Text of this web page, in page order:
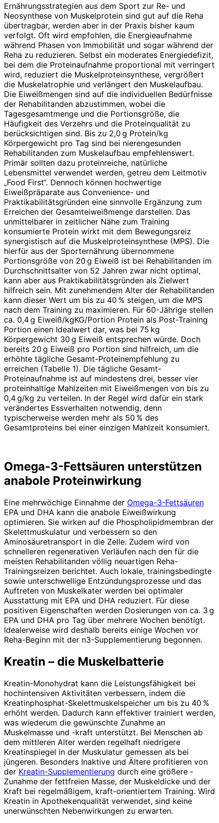
Ernährungsstrategien aus dem Sport zur Re- und
Neosynthese von Muskelprotein sind gut auf die Reha
übertragbar, werden aber in der Praxis bisher kaum
verfolgt. Oft wird empfohlen, die Energieaufnahme
während Phasen von Immobilität und sogar während der
Reha zu reduzieren. Selbst ein moderates Energiedefizit,
bei dem die Proteinaufnahme proportional mit verringert
wird, reduziert die Muskelproteinsynthese, vergrößert
die Muskelatrophie und verlängert den Muskelaufbau.
Die Eiweißmengen sind auf die individu­ellen Bedürfnisse
der Rehabilitanden abzustimmen, wobei die
Tagesgesamtmenge und die Portionsgröße, die
Häufigkeit des Verzehrs und die Proteinqualität zu
berücksichtigen sind. Bis zu 2,0 g Protein/kg
Körpergewicht pro Tag sind bei nierengesunden
Rehabilitanden zum Muskelaufbau empfehlenswert.
Primär sollten dazu proteinreiche, natürliche
Lebensmittel verwendet werden, getreu dem Leitmotiv
„Food First“. Dennoch können hochwertige
Eiweißpräparate aus Convenience- und
Praktikabilitätsgründen eine sinnvolle Ergänzung zum
Erreichen der Gesamt­eiweißmenge darstellen. Das
unmittelbarer in zeitlicher Nähe zum Training
konsumierte Protein wirkt mit dem Bewegungsreiz
synergistisch auf die Muskelproteinsynthese (MPS). Die
hierfür aus der Sporternährung übernommene
Portionsgröße von 20 g Eiweiß ist bei Rehabilitanden im
Durchschnittsalter von 52 Jahren zwar nicht optimal,
kann aber aus Praktikabilitätsgründen als Zielwert
hilfreich sein. Mit zunehmendem Alter der Rehabilitanden
kann dieser Wert um bis zu 40 % steigen, um die MPS
nach dem Training zu maximieren. Für 60-Jährige stellen
ca. 0,4 g Eiweiß/kgKG/Portion Protein als Post-Training
Portion einen Idealwert dar, was bei 75 kg
Körpergewicht 30 g Eiweiß entsprechen würde. Doch
bereits 20 g Eiweiß pro Portion sind hilfreich, um die
erhöhte tägliche Gesamt-Proteinempfehlung zu
erreichen (Tabelle 1). Die tägliche Gesamt-
Proteinaufnahme ist auf mindestens drei, besser vier
proteinhaltige Mahlzeiten mit Eiweißmengen von bis zu
0,4 g/kg zu verteilen. In der Regel wird dafür ein stark
verändertes Essverhalten notwendig, denn
typischerweise werden mehr als 50 % des
Gesamtproteins bei einer einzigen Mahlzeit konsumiert.
Omega-3-Fettsäuren unterstützen
anabole Proteinwirkung
Eine mehrwöchige Einnahme der Omega­-3-Fettsäuren
EPA und DHA kann die anabole Eiweißwirkung
optimieren. Sie wirken auf die Phospholipid­membran der
Skelettmuskulatur und verbessern so den
Aminosäuretransport in die Zelle. Zudem wird von
schnelleren regenerativen Verläufen nach den für die
meisten Rehabilitanden völlig neuartigen Reha-
Trainingsreizen berichtet. Auch lokale, trainingsbedingte
sowie unterschwellige Entzündungsprozesse und das
Auftreten von Muskelkater werden bei optimaler
Ausstattung mit EPA und DHA reduziert. Für diese
positiven Eigenschaften werden Dosierungen von ca. 3 g
EPA und DHA pro Tag über mehrere Wochen benötigt.
Idealerweise wird deshalb bereits einige Wochen vor
Reha-Beginn mit der n3-Supplementierung begonnen.
Kreatin – die Muskelbatterie
Kreatin-Monohydrat kann die Leistungsfähigkeit bei
hochintensiven Aktivitäten verbessern, indem die
Kreatinphosphat-Skelettmuskelspeicher um bis zu 40 %
erhöht werden. Dadurch kann effektiver trainiert werden,
was wiederum die gewünschte Zunahme an
Muskelmasse und -kraft unterstützt. Bei Menschen ab
dem mittleren Alter werden regelhaft niedrigere
Kreatinspiegel in der Muskulatur gemessen als bei
jüngeren. Besonders Inaktive und Ältere profitieren von
der Kreatin-Supplementierung durch eine größere ­
Zunahme der fettfreien Masse, der Muskeldicke und der
Kraft bei regelmäßigem, kraft-orientiertem Training. Wird
Kreatin in Apothekenqualität verwendet, sind keine
unerwünschten Nebenwirkungen zu erwarten.